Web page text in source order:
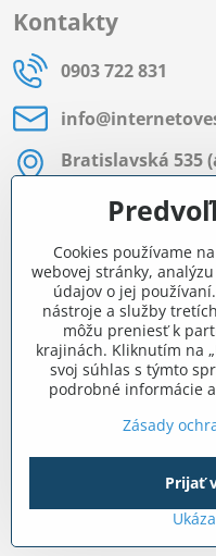
Kontakty
0903 722 831
Bratislavská 535
Most pri Bratislave
Pon - Pia 8:00 -
Facebook
Navigácia
Všetko o nákupe
©
Predvoľby súkromia
Vytvorené
Cookies používame
webovej stránky,
údajov o jej
nástroje a služby
môžu preniesť k
krajinách. Kliknutím na
svoj súhlas s týmto
podrobné informácie
Zásady
Prijať